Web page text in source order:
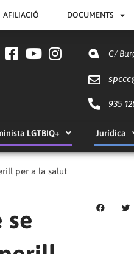
AFILIACIÓ DOCUMENTS
C/
935
LGTBIQ+ Jurídica
per a la salut
se